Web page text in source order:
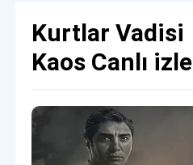
Kurtlar Vadisi
Kaos Canlı izle